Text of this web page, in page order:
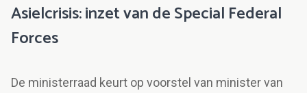
Asielcrisis: inzet van de Special Federal
Forces
De ministerraad keurt op voorstel van minister van